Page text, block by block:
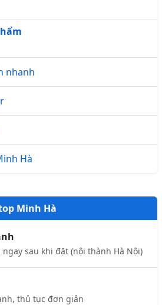
nhanh
Hà
Minh Hà
sau khi đặt (nội thành Hà Nội)
thủ tục đơn giản